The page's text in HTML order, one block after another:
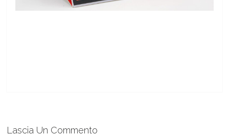
Lascia Un Commento